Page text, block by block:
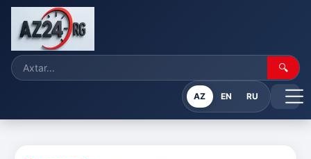
🔍
AZ EN RU